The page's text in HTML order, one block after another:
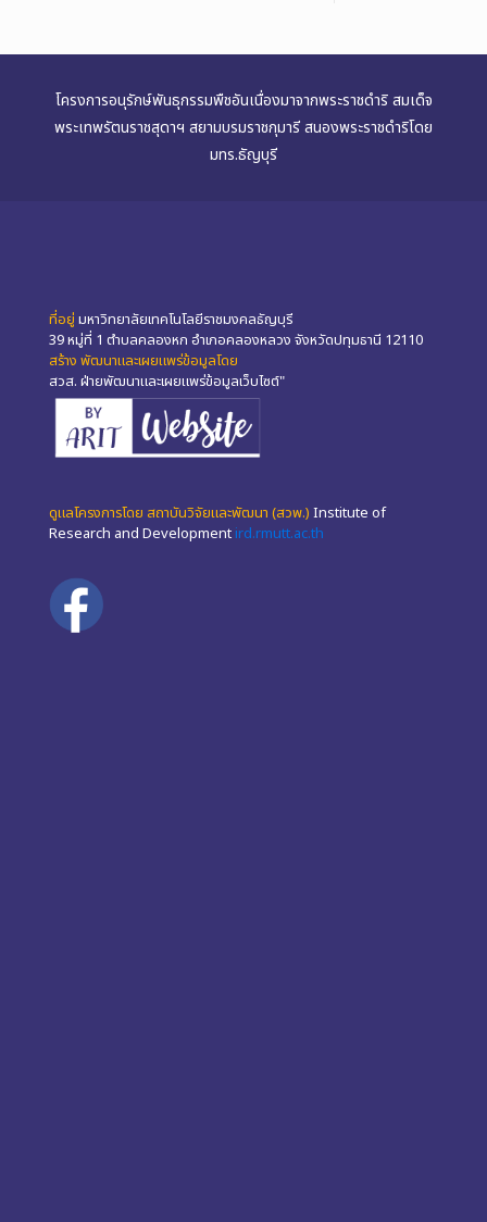
โครงการอนุรักษ์พันธุกรรมพืชอันเนื่องมาจากพระราชดำริ สมเด็จ
พระเทพรัตนราชสุดาฯ สยามบรมราชกุมารี สนองพระราชดำริโดย
มทร.ธัญบุรี
ที่อยู่ มหาวิทยาลัยเทคโนโลยีราชมงคลธัญบุรี
39 หมู่ที่ 1 ตำบลคลองหก อำเภอคลองหลวง จังหวัดปทุมธานี 12110
สร้าง พัฒนาและเผยแพร่ข้อมูลโดย
สวส. ฝ่ายพัฒนาและเผยแพร่ข้อมูลเว็บไซต์"
ดูแลโครงการโดย สถาบันวิจัยและพัฒนา (สวพ.) Institute of
Research and Development ird.rmutt.ac.th